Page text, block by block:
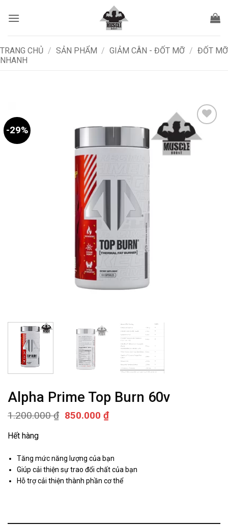
qua
TRANG CHỦ / SẢN PHẨM / GIẢM CÂN - ĐỐT MỠ / ĐỐT MỠ
NHANH
-29%
Add to
wishlist
Alpha Prime Top Burn 60v
1.200.000₫ Giá
850.000 ₫Giá
hiện
Hết hàng
Tăng mức năng lượng của bạn
Giúp cải thiện sự trao đổi chất của bạn
Hỗ trợ cải thiện thành phần cơ thể